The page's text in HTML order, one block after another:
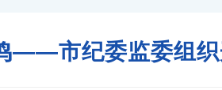
——市纪委监委组织